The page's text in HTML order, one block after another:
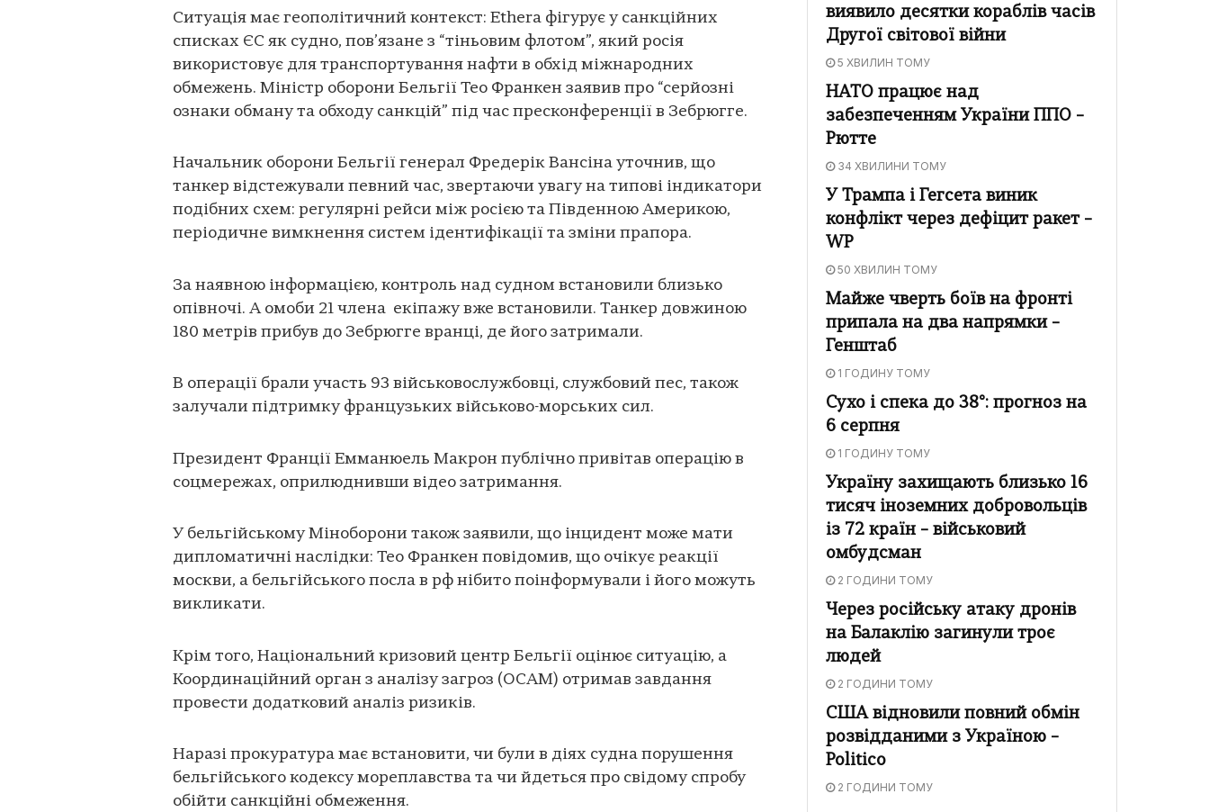
Ситуація має геополітичний контекст: Ethera фігурує у санкційних
списках ЄС як судно, пов’язане з “тіньовим флотом”, який росія
використовує для транспортування нафти в обхід міжнародних
обмежень. Міністр оборони Бельгії Тео Франкен заявив про “серйозні
ознаки обману та обходу санкцій” під час пресконференції в Зебрюгге.
Начальник оборони Бельгії генерал Фредерік Вансіна уточнив, що
танкер відстежували певний час, звертаючи увагу на типові індикатори
подібних схем: регулярні рейси між росією та Південною Америкою,
періодичне вимкнення систем ідентифікації та зміни прапора.
За наявною інформацією, контроль над судном встановили близько
опівночі. А омоби 21 члена екіпажу вже встановили. Танкер довжиною
180 метрів прибув до Зебрюгге вранці, де його затримали.
В операції брали участь 93 військовослужбовці, службовий пес, також
залучали підтримку французьких військово-морських сил.
Президент Франції Емманюель Макрон публічно привітав операцію в
соцмережах, оприлюднивши відео затримання.
У бельгійському Міноборони також заявили, що інцидент може мати
дипломатичні наслідки: Тео Франкен повідомив, що очікує реакції
москви, а бельгійського посла в рф нібито поінформували і його можуть
викликати.
Крім того, Національний кризовий центр Бельгії оцінює ситуацію, а
Координаційний орган з аналізу загроз (OCAM) отримав завдання
провести додатковий аналіз ризиків.
Наразі прокуратура має встановити, чи були в діях судна порушення
бельгійського кодексу мореплавства та чи йдеться про свідому спробу
обійти санкційні обмеження.
виявило десятки кораблів часів
Другої світової війни
5 ХВИЛИН ТОМУ
НАТО працює над
забезпеченням України ППО –
Рютте
34 ХВИЛИНИ ТОМУ
У Трампа і Гегсета виник
конфлікт через дефіцит ракет –
WP
50 ХВИЛИН ТОМУ
Майже чверть боїв на фронті
припала на два напрямки –
Генштаб
1 ГОДИНУ ТОМУ
Сухо і спека до 38°: прогноз на
6 серпня
1 ГОДИНУ ТОМУ
Україну захищають близько 16
тисяч іноземних добровольців
із 72 країн – військовий
омбудсман
2 ГОДИНИ ТОМУ
Через російську атаку дронів
на Балаклію загинули троє
людей
2 ГОДИНИ ТОМУ
США відновили повний обмін
розвідданими з Україною –
Politico
2 ГОДИНИ ТОМУ